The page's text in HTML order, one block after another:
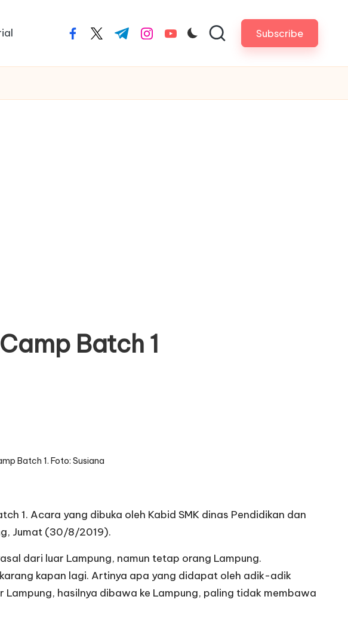
facebook.com
twitter.com
t.me instagram.com
youtube.com Subscribe
Batch 1
Batch 1. Foto: Susiana
1. Acara yang dibuka oleh Kabid SMK dinas Pendidikan dan
Jumat (30/8/2019).
dari luar Lampung, namun tetap orang Lampung.
kapan lagi. Artinya apa yang didapat oleh adik-adik
hasilnya dibawa ke Lampung, paling tidak membawa